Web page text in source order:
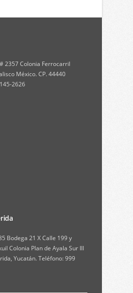
2357 Colonia Ferrocarril
México. CP. 44440
2626
Bodega 21 X Calle 199 y
Colonia Plan de Ayala Sur III
Yucatán. Teléfono: 999